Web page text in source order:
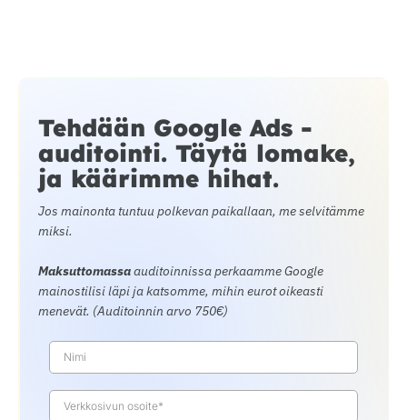
Tehdään Google Ads -
auditointi. Täytä lomake,
ja käärimme hihat.
Jos mainonta tuntuu polkevan paikallaan, me selvitämme
miksi.
Maksuttomassaauditoinnissa perkaamme Google
mainostilisi läpi ja katsomme, mihin eurot oikeasti
menevät. (Auditoinnin arvo 750€)